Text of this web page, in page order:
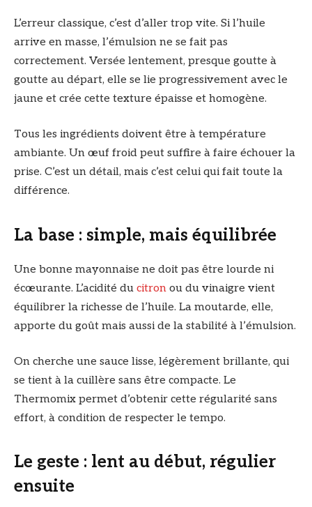
L’erreur classique, c’est d’aller trop vite. Si l’huile
arrive en masse, l’émulsion ne se fait pas
correctement. Versée lentement, presque goutte à
goutte au départ, elle se lie progressivement avec le
jaune et crée cette texture épaisse et homogène.
Tous les ingrédients doivent être à température
ambiante. Un œuf froid peut suffire à faire échouer la
prise. C’est un détail, mais c’est celui qui fait toute la
différence.
La base : simple, mais équilibrée
Une bonne mayonnaise ne doit pas être lourde ni
écœurante. L’acidité du citron ou du vinaigre vient
équilibrer la richesse de l’huile. La moutarde, elle,
apporte du goût mais aussi de la stabilité à l’émulsion.
On cherche une sauce lisse, légèrement brillante, qui
se tient à la cuillère sans être compacte. Le
Thermomix permet d’obtenir cette régularité sans
effort, à condition de respecter le tempo.
Le geste : lent au début, régulier
ensuite